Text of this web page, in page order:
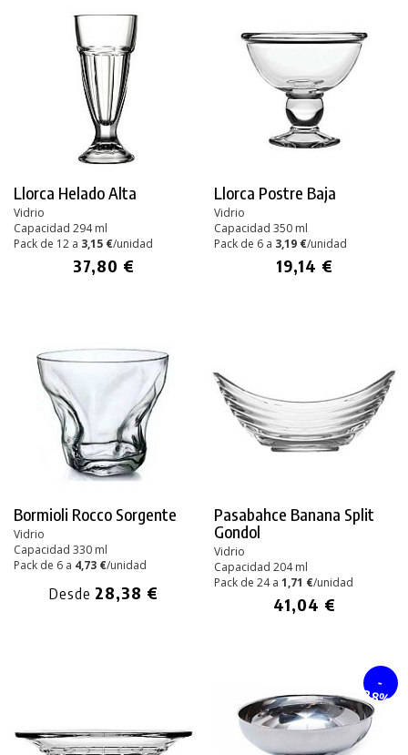
Llorca Helado Alta
Vidrio
Capacidad 294 ml
Pack de 12 a 3,15 €/unidad
37,80 €
Llorca Postre Baja
Vidrio
Capacidad 350 ml
Pack de 6 a 3,19 €/unidad
19,14 €
Bormioli Rocco Sorgente
Vidrio
Capacidad 330 ml
Pack de 6 a 4,73 €/unidad
Desde 28,38 €
Pasabahce Banana Split
Gondol
Vidrio
Capacidad 204 ml
Pack de 24 a 1,71 €/unidad
41,04 €
-
28%